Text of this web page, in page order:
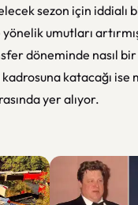
sezon için iddialı
umutları
döneminde nasıl
katacağı ise
yer alıyor.